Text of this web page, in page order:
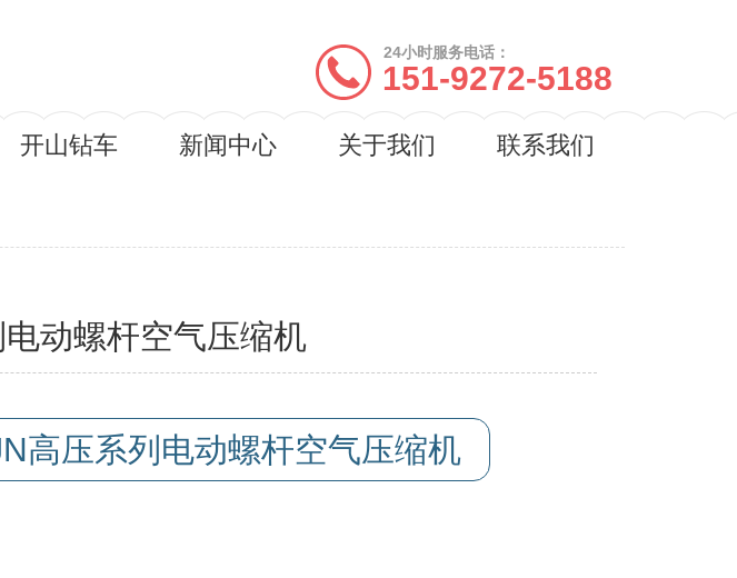
24小时服务电话：
151-9272-5188
开山钻车 新闻中心 关于我们 联系我们
动螺杆空气压缩机
高压系列电动螺杆空气压缩机